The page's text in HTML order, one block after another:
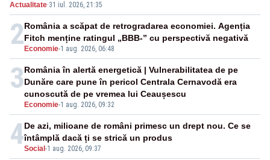
Actualitate·31 iul. 2026, 21:35
2 Economie-1 aug. 2026, 06:48
România a scăpat de retrogradarea economiei. Agenția
Fitch menține ratingul „BBB-” cu perspectivă negativă
3
Economie-1 aug. 2026, 09:32
România în alertă energetică | Vulnerabilitatea de pe
Dunăre care pune în pericol Centrala Cernavodă era
cunoscută de pe vremea lui Ceaușescu
4Social -1 aug. 2026, 09:37
De azi, milioane de români primesc un drept nou. Ce se
întâmplă dacă ți se strică un produs